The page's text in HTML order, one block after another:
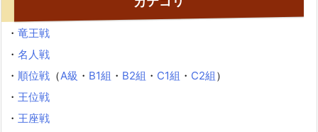
・ 竜王戦
・ 名人戦
・ 順位戦 （A級 ・ B1組 ・ B2組 ・ C1組 ・ C2組 ）
・ 王位戦
・ 王座戦